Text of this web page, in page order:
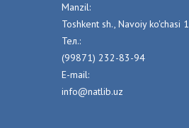
Manzil:
Toshkent sh., Navoiy ko'chasi 1
Тел.:
(99871) 232-83-94
E-mail:
info@natlib.uz